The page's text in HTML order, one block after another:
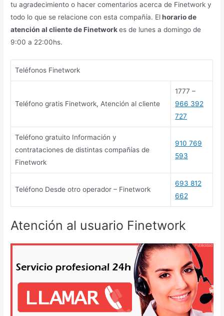
tu agradecimiento o hacer comentarios acerca de Finetwork y
todo lo que se relacione con esta compañía. Elhorario de
atención al cliente de Finetworkes de lunes a domingo de
9:00 a 22:00hs.
Teléfonos Finetwork
Teléfono gratis Finetwork, Atención al cliente
1777 –
966 392
727
Teléfono gratuito Información y
contrataciones de distintas compañías de
Finetwork
910 769
593
Teléfono Desde otro operador – Finetwork
693 812
662
Atención al usuario Finetwork